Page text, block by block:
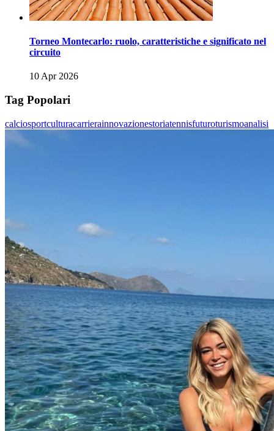
Torneo Montecarlo: ruolo, caratteristiche e significato nel
circuito
10 Apr 2026
Tag Popolari
calciosportculturacarrierainnovazionestoriatennisfuturoturismoanalisi